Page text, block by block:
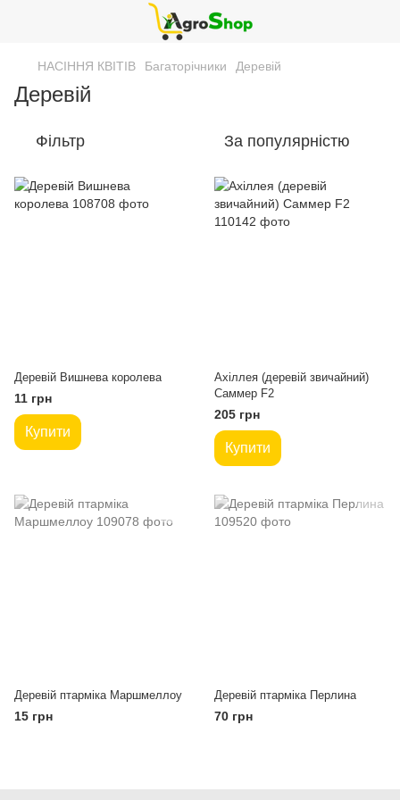
НАСІННЯ КВІТІВ Багаторічники Деревій
Деревій
Фільтр За популярністю
Деревій Вишнева королева
11 грн
Купити
Ахіллея (деревій звичайний)
Саммер F2
205 грн
Купити
Деревій птарміка Маршмеллоу
15 грн
Деревій птарміка Перлина
70 грн